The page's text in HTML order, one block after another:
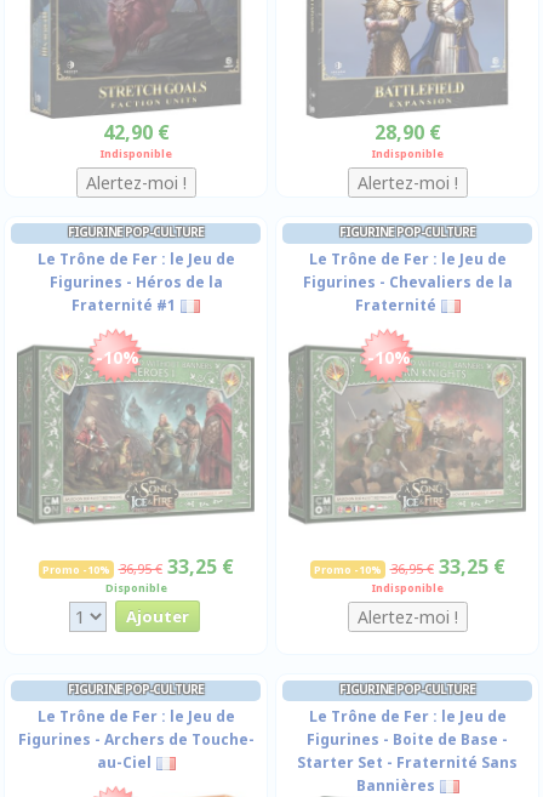
42,90 €
Indisponible
28,90 €
Indisponible
FIGURINE POP-CULTURE
Le Trône de Fer : le Jeu de
Figurines - Héros de la
Fraternité #1
-10%
Promo -10% 36,95 € 33,25 €
Disponible
FIGURINE POP-CULTURE
Le Trône de Fer : le Jeu de
Figurines - Chevaliers de la
Fraternité
-10%
Promo -10% 36,95 € 33,25 €
Indisponible
FIGURINE POP-CULTURE
Le Trône de Fer : le Jeu de
Figurines - Archers de Touche-
au-Ciel
FIGURINE POP-CULTURE
Le Trône de Fer : le Jeu de
Figurines - Boite de Base -
Starter Set - Fraternité Sans
Bannières